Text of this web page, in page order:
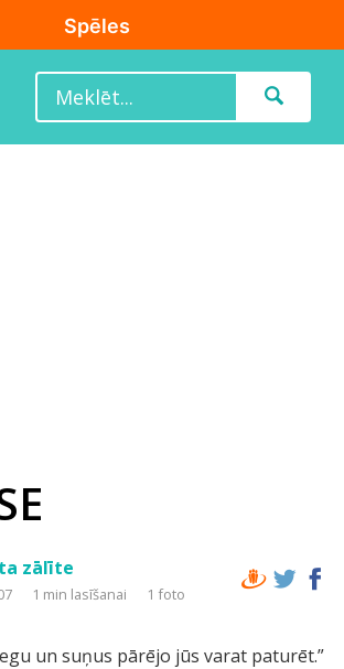
zālīte
1 min lasīšanai 1 foto
un suņus pārējo jūs varat paturēt.”